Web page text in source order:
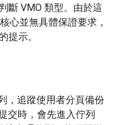
斷 VMO 類型。由於這
心並無具體保證要求，
提示。
，追蹤使用者分頁備份
交時，會先進入佇列